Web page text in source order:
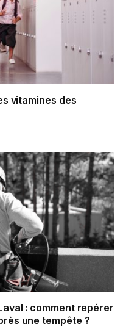
vitamines des
: comment repérer
une tempête ?